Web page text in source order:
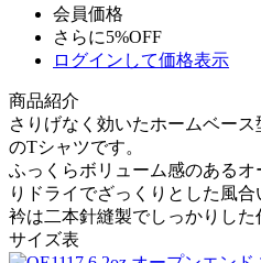
会員価格
さらに5%OFF
ログインして価格表示
商品紹介
さりげなく効いたホームベー
のTシャツです。
ふっくらボリューム感のある
りドライでざっくりとした風合
衿は二本針縫製でしっかりした
サイズ表